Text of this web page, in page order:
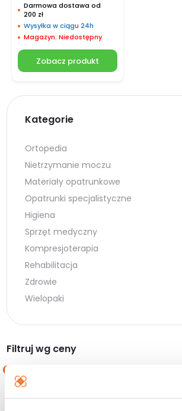
Darmowa dostawa od
200 zł
Wysyłka w ciągu 24h
Magazyn: Niedostępny
Zobacz produkt
Kategorie
Ortopedia
Nietrzymanie moczu
Materiały opatrunkowe
Opatrunki specjalistyczne
Higiena
Sprzęt medyczny
Kompresjoterapia
Rehabilitacja
Zdrowie
Wielopaki
Filtruj wg ceny
min.
maks.